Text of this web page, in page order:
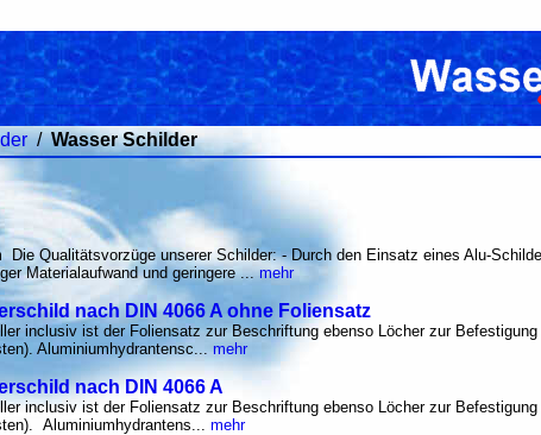
/Wasser Schilder
Die Qualitätsvorzüge unserer Schilder: - Durch den Einsatz eines Alu-
Materialaufwand und geringere ...mehr
nach DIN 4066 A ohne Foliensatz
inclusiv ist der Foliensatz zur Beschriftung ebenso Löcher zur
Aluminiumhydrantensc... mehr
nach DIN 4066 A
inclusiv ist der Foliensatz zur Beschriftung ebenso Löcher zur
Aluminiumhydrantens... mehr